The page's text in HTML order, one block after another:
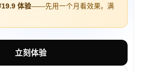
体验——先用一个月看效果，满
立刻体验